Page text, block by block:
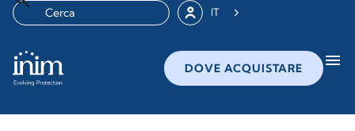
IT
DOVE ACQUISTARE menu